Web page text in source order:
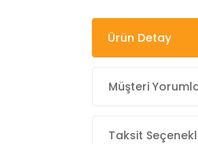
Ürün Detay
Müşteri
Taksit